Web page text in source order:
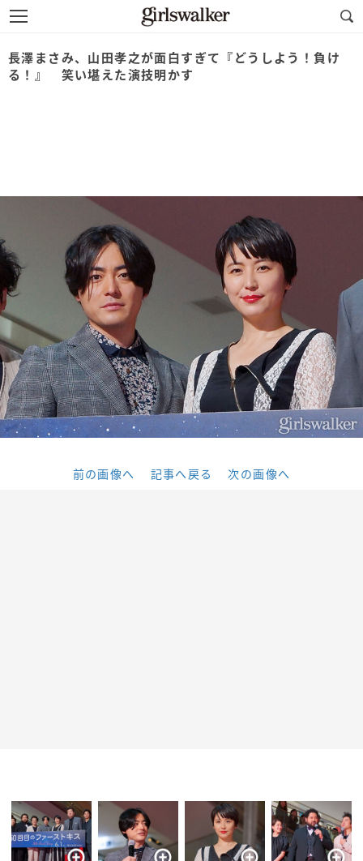
長澤まさみ、山田孝之が面白すぎて『どうしよう！負け
る！』 笑い堪えた演技明かす
前の画像へ 記事へ戻る 次の画像へ